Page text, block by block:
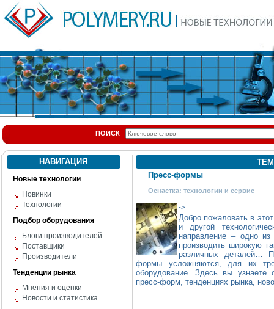
ПОИСК
НАВИГАЦИЯ
Новые технологии
Новинки
Технологии
Подбор оборудования
Блоги производителей
Поставщики
Производители
Тенденции рынка
Мнения и оценки
Новости и статистика
Пресс-формы
Оснастка: технологии и сервис
->
Добро пожаловать в
и другой
направление – одно
производить широкую
различных деталей…
формы усложняются, для их
оборудование. Здесь вы узнаете
пресс-форм, тенденциях рынка,